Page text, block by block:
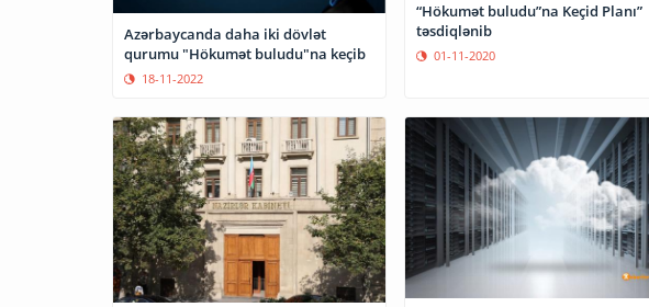
Azərbaycanda daha iki dövlət
qurumu "Hökumət buludu"na keçib
18-11-2022
“Hökumət buludu”na Keçid Planı”
təsdiqlənib
01-11-2020